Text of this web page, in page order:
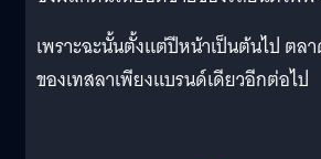
เพราะฉะนั้นตั้งแต่ปีหน้าเป็นต้นไป ตล
ของเทสลาเพียงแบรนด์เดียวอีกต่อไป